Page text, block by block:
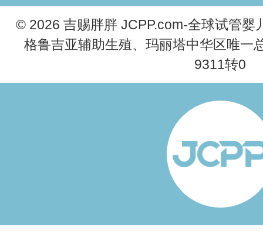
© 2026 吉赐胖胖 JCPP.com-全球试管婴
格鲁吉亚辅助生殖、玛丽塔中华区唯一
9311转0